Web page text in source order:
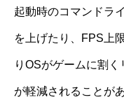
起動時のコマンドラ
を上げたり、FPS上
りOSがゲームに割
が軽減されることが